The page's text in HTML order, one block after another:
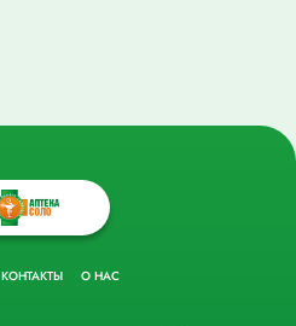
КОНТАКТЫ О НАС